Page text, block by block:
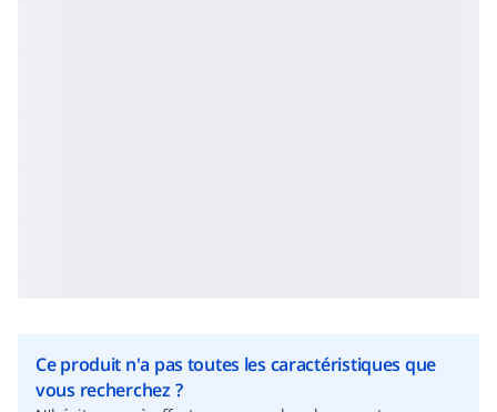
Ce produit n'a pas toutes les caractéristiques que
vous recherchez ?